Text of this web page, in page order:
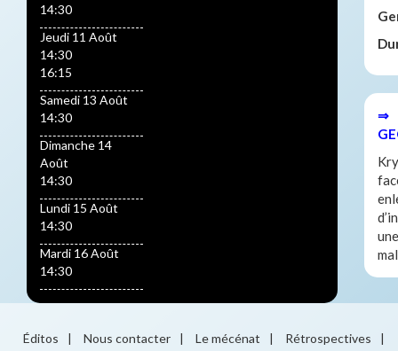
14:30
Jeudi 11 Août
14:30
16:15
Samedi 13 Août
14:30
Dimanche 14
Août
14:30
Lundi 15 Août
14:30
Mardi 16 Août
14:30
⇒
Éditos | Nous contacter | Le mécénat | Rétrospectives |